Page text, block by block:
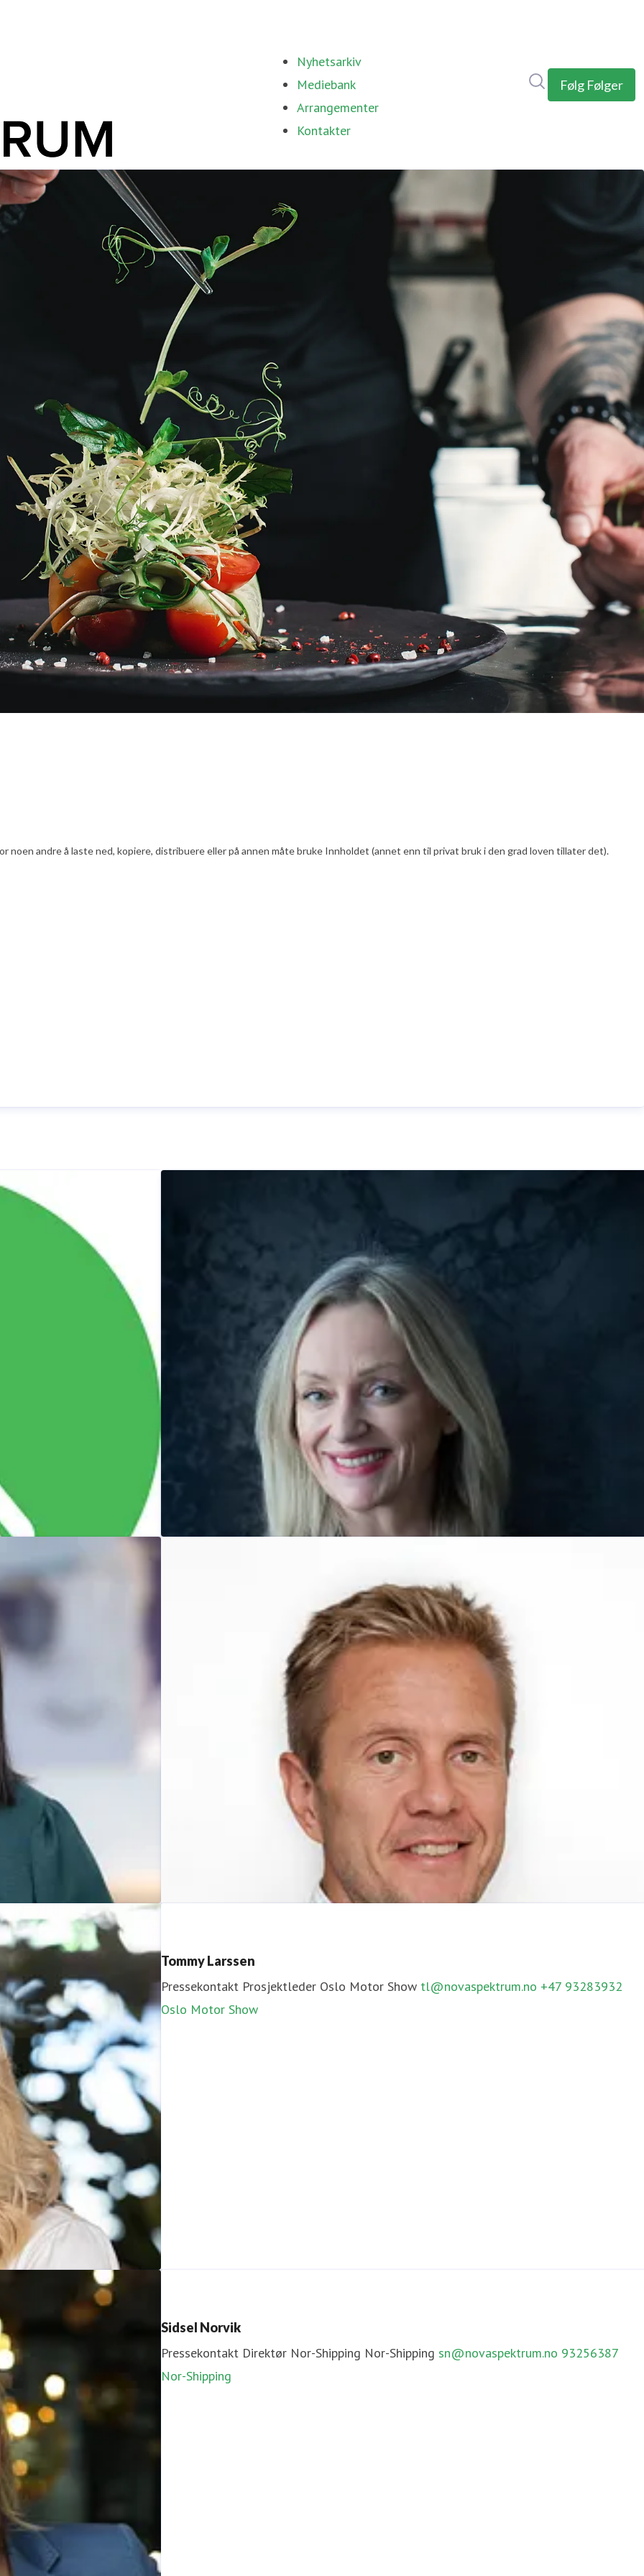
Nyhetsarkiv
Mediebank
Arrangementer
Kontakter
Følg Følger
noen andre å laste ned, kopiere, distribuere eller på annen måte bruke Innholdet (annet enn til privat bruk i den grad loven tillater det).
Administrerende direktør ghh@novaspektrum.no 91559610
bje@novaspektrum.no
Tommy Larssen
Pressekontakt Prosjektleder Oslo Motor Show tl@novaspektrum.no +47 93283932
Oslo Motor Show
Sidsel Norvik
Pressekontakt Direktør Nor-Shipping Nor-Shipping sn@novaspektrum.no 93256387
Nor-Shipping